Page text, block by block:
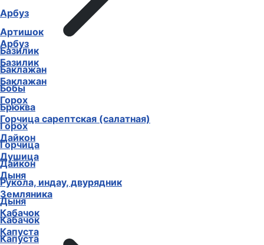
Арбуз
Базилик
Баклажан
Горох
Горчица сарептская (салатная)
Дайкон
Душица
Дыня
Земляника
Кабачок
Капуста
Арбуз
Артишок
Базилик
Баклажан
Бобы
Брюква
Горох
Горчица
Дайкон
Рукола, индау, двурядник
Дыня
Кабачок
Капуста